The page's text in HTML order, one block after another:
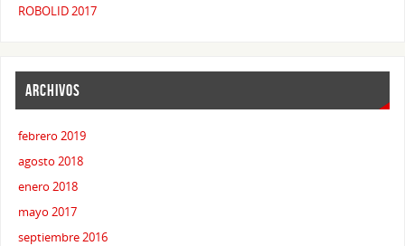
ROBOLID 2017
ARCHIVOS
febrero 2019
agosto 2018
enero 2018
mayo 2017
septiembre 2016